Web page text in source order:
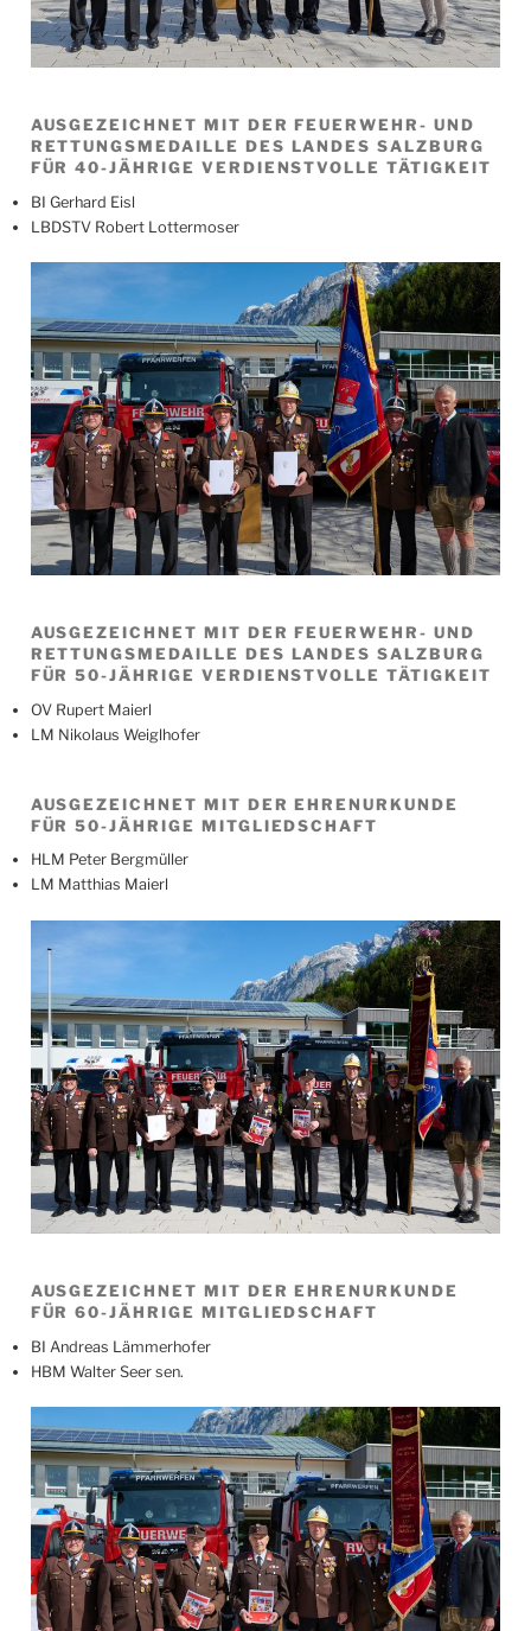
AUSGEZEICHNET MIT DER FEUERWEHR- UND
RETTUNGSMEDAILLE DES LANDES SALZBURG
FÜR 40-JÄHRIGE VERDIENSTVOLLE TÄTIGKEIT
BI Gerhard Eisl
LBDSTV Robert Lottermoser
AUSGEZEICHNET MIT DER FEUERWEHR- UND
RETTUNGSMEDAILLE DES LANDES SALZBURG
FÜR 50-JÄHRIGE VERDIENSTVOLLE TÄTIGKEIT
OV Rupert Maierl
LM Nikolaus Weiglhofer
AUSGEZEICHNET MIT DER EHRENURKUNDE
FÜR 50-JÄHRIGE MITGLIEDSCHAFT
HLM Peter Bergmüller
LM Matthias Maierl
AUSGEZEICHNET MIT DER EHRENURKUNDE
FÜR 60-JÄHRIGE MITGLIEDSCHAFT
BI Andreas Lämmerhofer
HBM Walter Seer sen.